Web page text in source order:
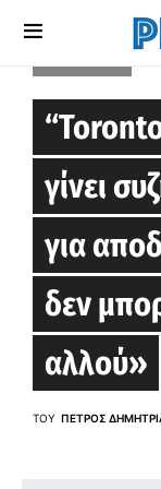
γίνει
για
δεν
αλλού»
ΤΟΥ ΠΈΤΡΟΣ